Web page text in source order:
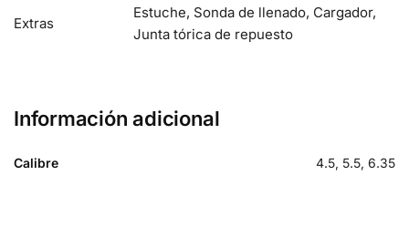
Extras
Estuche, Sonda de llenado, Cargador,
Junta tórica de repuesto
Información adicional
Calibre 4.5, 5.5, 6.35